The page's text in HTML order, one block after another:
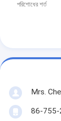
পরিশোধের শর্ত
Mrs.
86-